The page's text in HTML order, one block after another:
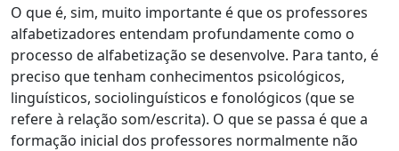
O que é, sim, muito importante é que os professores
alfabetizadores entendam profundamente como o
processo de alfabetização se desenvolve. Para tanto, é
preciso que tenham conhecimentos psicológicos,
linguísticos, sociolinguísticos e fonológicos (que se
refere à relação som/escrita). O que se passa é que a
formação inicial dos professores normalmente não